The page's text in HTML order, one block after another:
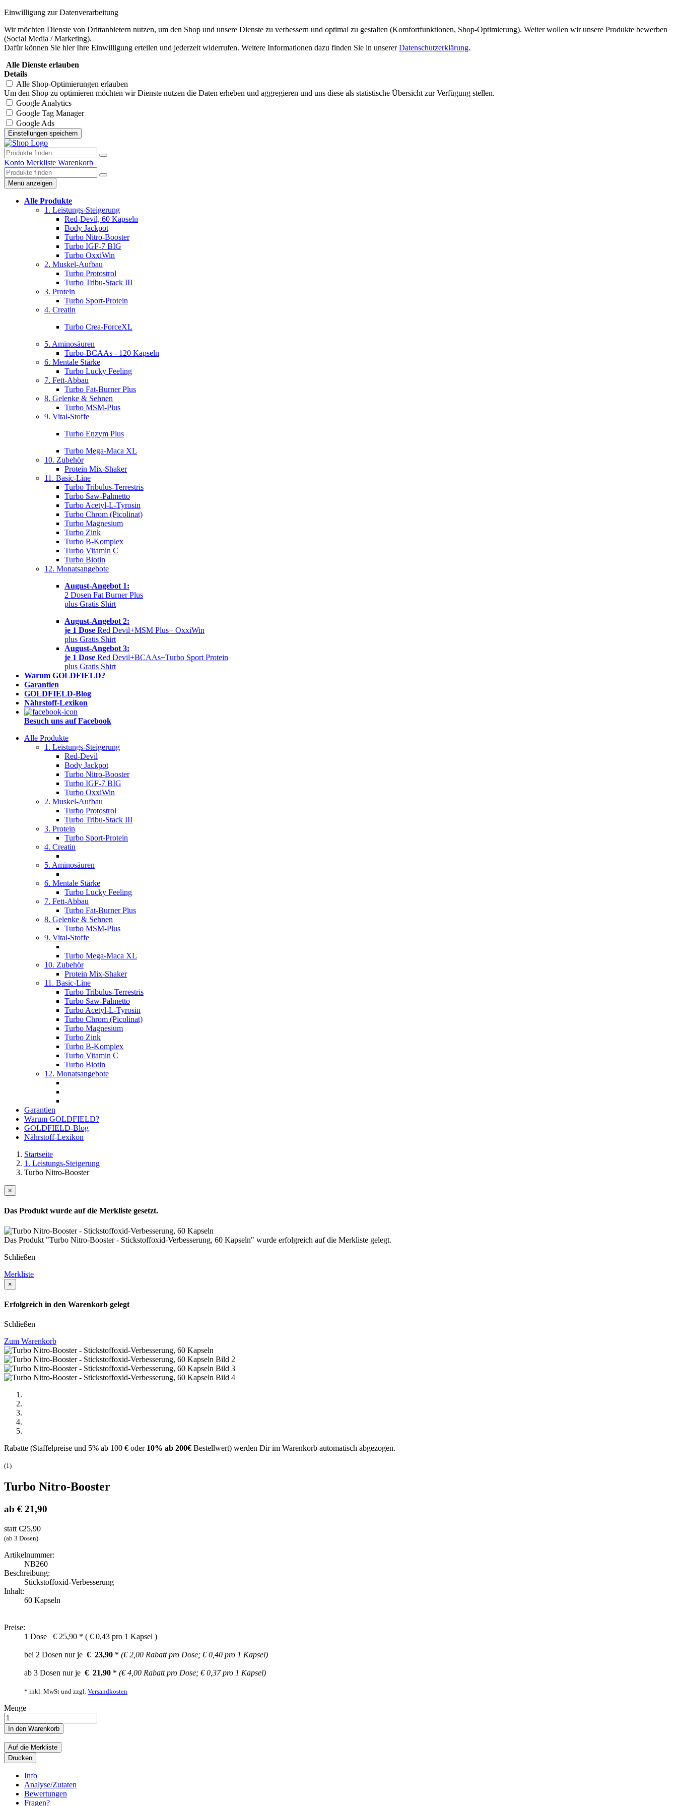
Einwilligung zur Datenverarbeitung
Wir möchten Dienste von Drittanbietern nutzen, um den Shop und unsere Dienste zu verbessern und optimal zu gestalten (Komfortfunktionen, Shop-Optimierung). Weiter wollen wir unsere Produkte bewerben
(Social Media / Marketing).
Dafür können Sie hier Ihre Einwilligung erteilen und jederzeit widerrufen. Weitere Informationen dazu finden Sie in unsererDatenschutzerklärung.
Alle Dienste erlauben
Details
Alle Shop-Optimierungen erlauben
Um den Shop zu optimieren möchten wir Dienste nutzen die Daten erheben und aggregieren und uns diese als statistische Übersicht zur Verfügung stellen.
Google Analytics
Google Tag Manager
Google Ads
Konto Merkliste Warenkorb
Menü anzeigen
Alle Produkte
1. Leistungs-Steigerung
Red-Devil, 60 Kapseln
Body Jackpot
Turbo Nitro-Booster
Turbo IGF-7 BIG
Turbo OxxiWin
2. Muskel-Aufbau
Turbo Protostrol
Turbo Tribu-Stack III
3. Protein
Turbo Sport-Protein
4. Creatin
Turbo Crea-ForceXL
5. Aminosäuren
Turbo-BCAAs - 120 Kapseln
6. Mentale Stärke
Turbo Lucky Feeling
7. Fett-Abbau
Turbo Fat-Burner Plus
8. Gelenke & Sehnen
Turbo MSM-Plus
9. Vital-Stoffe
Turbo Enzym Plus
Turbo Mega-Maca XL
10. Zubehör
Protein Mix-Shaker
11. Basic-Line
Turbo Tribulus-Terrestris
Turbo Saw-Palmetto
Turbo Acetyl-L-Tyrosin
Turbo Chrom (Picolinat)
Turbo Magnesium
Turbo Zink
Turbo B-Komplex
Turbo Vitamin C
Turbo Biotin
12. Monatsangebote
August-Angebot 1:
2 Dosen Fat Burner Plus
plus Gratis Shirt
August-Angebot 2:
je 1 Dose Red Devil+MSM Plus+ OxxiWin
plus Gratis Shirt
August-Angebot 3:
je 1 Dose Red Devil+BCAAs+Turbo Sport Protein
plus Gratis Shirt
Warum GOLDFIELD?
Garantien
GOLDFIELD-Blog
Nährstoff-Lexikon
Besuch uns auf Facebook
Alle Produkte
1. Leistungs-Steigerung
Red-Devil
Body Jackpot
Turbo Nitro-Booster
Turbo IGF-7 BIG
Turbo OxxiWin
2. Muskel-Aufbau
Turbo Protostrol
Turbo Tribu-Stack III
3. Protein
Turbo Sport-Protein
4. Creatin
5. Aminosäuren
6. Mentale Stärke
Turbo Lucky Feeling
7. Fett-Abbau
Turbo Fat-Burner Plus
8. Gelenke & Sehnen
Turbo MSM-Plus
9. Vital-Stoffe
Turbo Mega-Maca XL
10. Zubehör
Protein Mix-Shaker
11. Basic-Line
Turbo Tribulus-Terrestris
Turbo Saw-Palmetto
Turbo Acetyl-L-Tyrosin
Turbo Chrom (Picolinat)
Turbo Magnesium
Turbo Zink
Turbo B-Komplex
Turbo Vitamin C
Turbo Biotin
12. Monatsangebote
Garantien
Warum GOLDFIELD?
GOLDFIELD-Blog
Nährstoff-Lexikon
Startseite
1. Leistungs-Steigerung
Turbo Nitro-Booster
×
Das Produkt wurde auf die Merkliste gesetzt.
Das Produkt "Turbo Nitro-Booster - Stickstoffoxid-Verbesserung, 60 Kapseln" wurde erfolgreich auf die Merkliste gelegt.
Schließen
Merkliste
×
Erfolgreich in den Warenkorb gelegt
Schließen
Zum Warenkorb
Rabatte (Staffelpreise und 5% ab 100 € oder 10% ab 200€ Bestellwert) werden Dir im Warenkorb automatisch abgezogen.
(1)
Turbo Nitro-Booster
ab € 21,90
statt €25,90
(ab 3 Dosen)
Artikelnummer:
NB260
Beschreibung:
Stickstoffoxid-Verbesserung
Inhalt:
60 Kapseln
Preise:
1 Dose € 25,90 * ( € 0,43 pro 1 Kapsel )
bei 2 Dosen nur je € 23,90 * (€ 2,00 Rabatt pro Dose; € 0,40 pro 1 Kapsel)
ab 3 Dosen nur je € 21,90 * (€ 4,00 Rabatt pro Dose; € 0,37 pro 1 Kapsel)
* inkl. MwSt und zzgl. Versandkosten
Menge
In den Warenkorb
Auf die Merkliste
Drucken
Info
Analyse/Zutaten
Bewertungen
Fragen?